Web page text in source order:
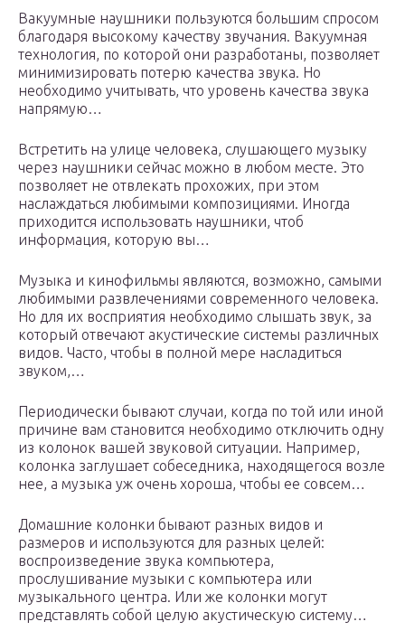
Вакуумные наушники пользуются большим спросом
благодаря высокому качеству звучания. Вакуумная
технология, по которой они разработаны, позволяет
минимизировать потерю качества звука. Но
необходимо учитывать, что уровень качества звука
напрямую…
Встретить на улице человека, слушающего музыку
через наушники сейчас можно в любом месте. Это
позволяет не отвлекать прохожих, при этом
наслаждаться любимыми композициями. Иногда
приходится использовать наушники, чтоб
информация, которую вы…
Музыка и кинофильмы являются, возможно, самыми
любимыми развлечениями современного человека.
Но для их восприятия необходимо слышать звук, за
который отвечают акустические системы различных
видов. Часто, чтобы в полной мере насладиться
звуком,…
Периодически бывают случаи, когда по той или иной
причине вам становится необходимо отключить одну
из колонок вашей звуковой ситуации. Например,
колонка заглушает собеседника, находящегося возле
нее, а музыка уж очень хороша, чтобы ее совсем…
Домашние колонки бывают разных видов и
размеров и используются для разных целей:
воспроизведение звука компьютера,
прослушивание музыки с компьютера или
музыкального центра. Или же колонки могут
представлять собой целую акустическую систему…